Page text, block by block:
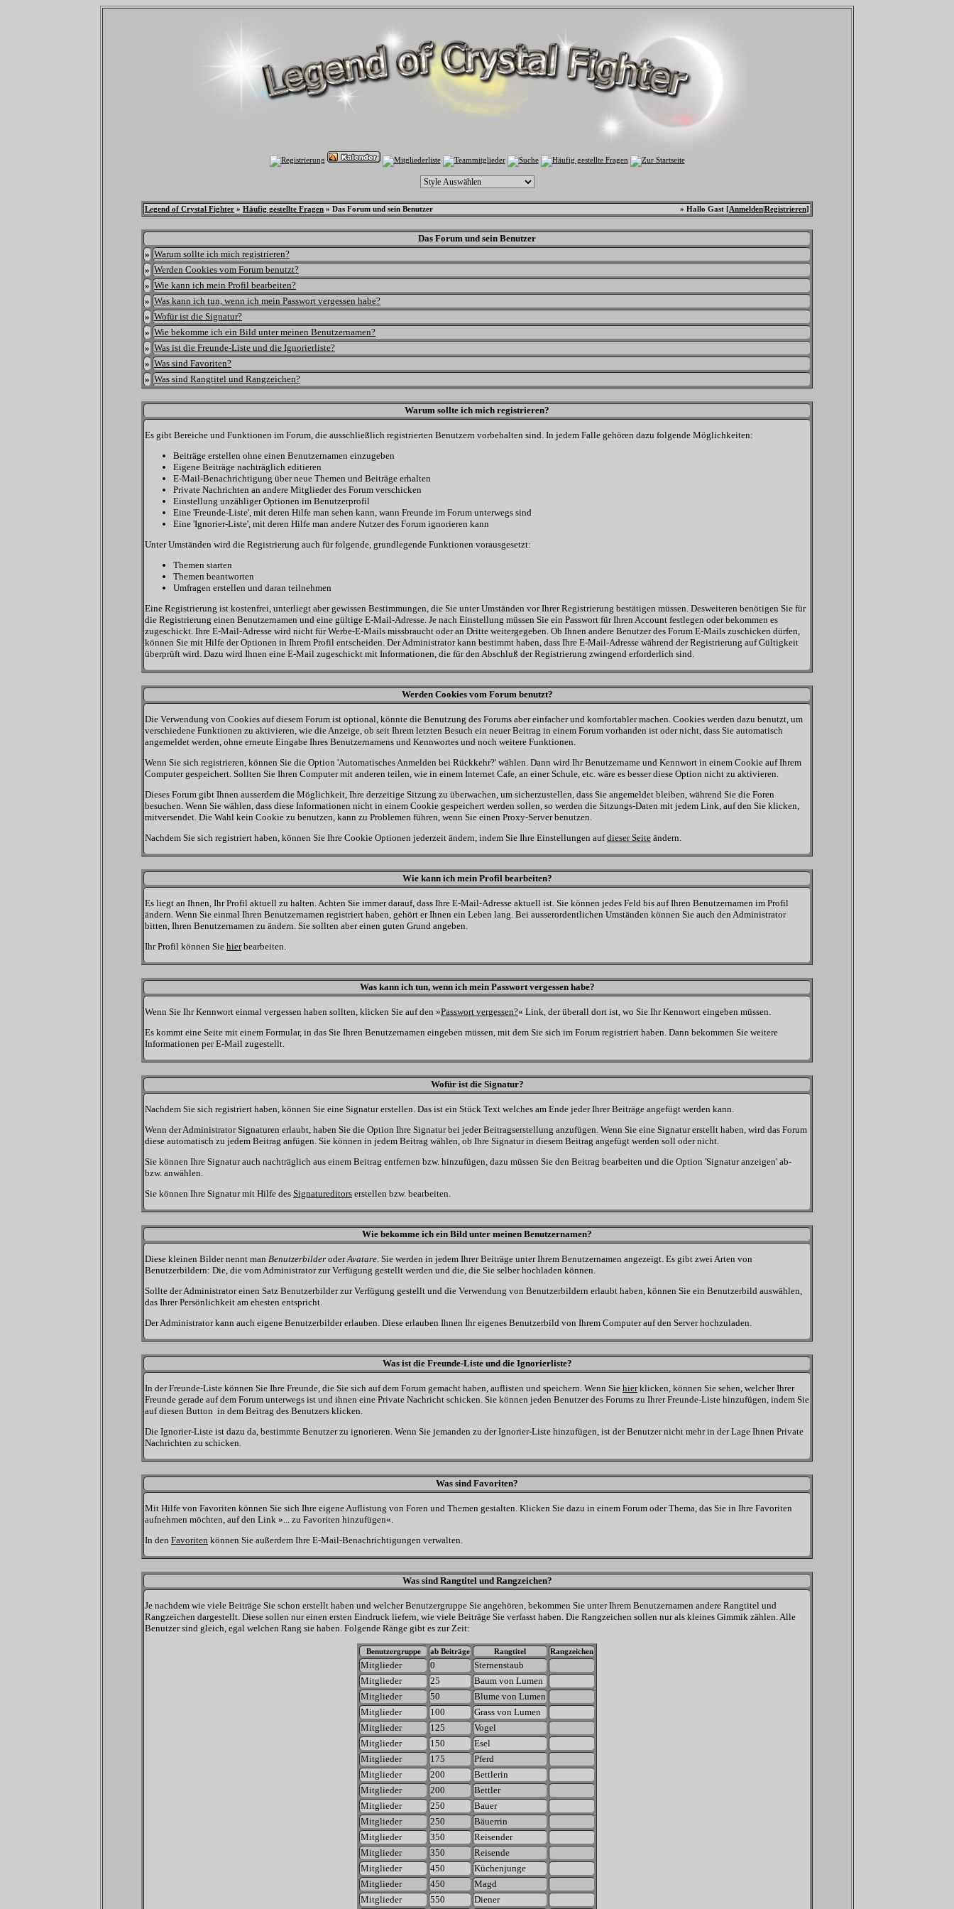
Legend of Crystal Fighter » Häufig gestellte Fragen » Das Forum und sein Benutzer » Hallo Gast [Anmelden|Registrieren]
Das Forum und sein Benutzer
» Warum sollte ich mich registrieren?
» Werden Cookies vom Forum benutzt?
» Wie kann ich mein Profil bearbeiten?
» Was kann ich tun, wenn ich mein Passwort vergessen habe?
» Wofür ist die Signatur?
» Wie bekomme ich ein Bild unter meinen Benutzernamen?
» Was ist die Freunde-Liste und die Ignorierliste?
» Was sind Favoriten?
» Was sind Rangtitel und Rangzeichen?
Warum sollte ich mich registrieren?
Es gibt Bereiche und Funktionen im Forum, die ausschließlich registrierten Benutzern vorbehalten sind. In jedem Falle gehören dazu folgende Möglichkeiten:
Beiträge erstellen ohne einen Benutzernamen einzugeben
Eigene Beiträge nachträglich editieren
E-Mail-Benachrichtigung über neue Themen und Beiträge erhalten
Private Nachrichten an andere Mitglieder des Forum verschicken
Einstellung unzähliger Optionen im Benutzerprofil
Eine 'Freunde-Liste', mit deren Hilfe man sehen kann, wann Freunde im Forum unterwegs sind
Eine 'Ignorier-Liste', mit deren Hilfe man andere Nutzer des Forum ignorieren kann
Unter Umständen wird die Registrierung auch für folgende, grundlegende Funktionen vorausgesetzt:
Themen starten
Themen beantworten
Umfragen erstellen und daran teilnehmen
Eine Registrierung ist kostenfrei, unterliegt aber gewissen Bestimmungen, die Sie unter Umständen vor Ihrer Registrierung bestätigen müssen. Desweiteren benötigen Sie für
die Registrierung einen Benutzernamen und eine gültige E-Mail-Adresse. Je nach Einstellung müssen Sie ein Passwort für Ihren Account festlegen oder bekommen es
zugeschickt. Ihre E-Mail-Adresse wird nicht für Werbe-E-Mails missbraucht oder an Dritte weitergegeben. Ob Ihnen andere Benutzer des Forum E-Mails zuschicken dürfen,
können Sie mit Hilfe der Optionen in Ihrem Profil entscheiden. Der Administrator kann bestimmt haben, dass Ihre E-Mail-Adresse während der Registrierung auf Gültigkeit
überprüft wird. Dazu wird Ihnen eine E-Mail zugeschickt mit Informationen, die für den Abschluß der Registrierung zwingend erforderlich sind.
Werden Cookies vom Forum benutzt?
Die Verwendung von Cookies auf diesem Forum ist optional, könnte die Benutzung des Forums aber einfacher und komfortabler machen. Cookies werden dazu benutzt, um
verschiedene Funktionen zu aktivieren, wie die Anzeige, ob seit Ihrem letzten Besuch ein neuer Beitrag in einem Forum vorhanden ist oder nicht, dass Sie automatisch
angemeldet werden, ohne erneute Eingabe Ihres Benutzernamens und Kennwortes und noch weitere Funktionen.
Wenn Sie sich registrieren, können Sie die Option 'Automatisches Anmelden bei Rückkehr?' wählen. Dann wird Ihr Benutzername und Kennwort in einem Cookie auf Ihrem
Computer gespeichert. Sollten Sie Ihren Computer mit anderen teilen, wie in einem Internet Cafe, an einer Schule, etc. wäre es besser diese Option nicht zu aktivieren.
Dieses Forum gibt Ihnen ausserdem die Möglichkeit, Ihre derzeitige Sitzung zu überwachen, um sicherzustellen, dass Sie angemeldet bleiben, während Sie die Foren
besuchen. Wenn Sie wählen, dass diese Informationen nicht in einem Cookie gespeichert werden sollen, so werden die Sitzungs-Daten mit jedem Link, auf den Sie klicken,
mitversendet. Die Wahl kein Cookie zu benutzen, kann zu Problemen führen, wenn Sie einen Proxy-Server benutzen.
Nachdem Sie sich registriert haben, können Sie Ihre Cookie Optionen jederzeit ändern, indem Sie Ihre Einstellungen aufdieser Seite ändern.
Wie kann ich mein Profil bearbeiten?
Es liegt an Ihnen, Ihr Profil aktuell zu halten. Achten Sie immer darauf, dass Ihre E-Mail-Adresse aktuell ist. Sie können jedes Feld bis auf Ihren Benutzernamen im Profil
ändern. Wenn Sie einmal Ihren Benutzernamen registriert haben, gehört er Ihnen ein Leben lang. Bei ausserordentlichen Umständen können Sie auch den Administrator
bitten, Ihren Benutzernamen zu ändern. Sie sollten aber einen guten Grund angeben.
Ihr Profil können Sie hierbearbeiten.
Was kann ich tun, wenn ich mein Passwort vergessen habe?
Wenn Sie Ihr Kennwort einmal vergessen haben sollten, klicken Sie auf den »Passwort vergessen?« Link, der überall dort ist, wo Sie Ihr Kennwort eingeben müssen.
Es kommt eine Seite mit einem Formular, in das Sie Ihren Benutzernamen eingeben müssen, mit dem Sie sich im Forum registriert haben. Dann bekommen Sie weitere
Informationen per E-Mail zugestellt.
Wofür ist die Signatur?
Nachdem Sie sich registriert haben, können Sie eine Signatur erstellen. Das ist ein Stück Text welches am Ende jeder Ihrer Beiträge angefügt werden kann.
Wenn der Administrator Signaturen erlaubt, haben Sie die Option Ihre Signatur bei jeder Beitragserstellung anzufügen. Wenn Sie eine Signatur erstellt haben, wird das Forum
diese automatisch zu jedem Beitrag anfügen. Sie können in jedem Beitrag wählen, ob Ihre Signatur in diesem Beitrag angefügt werden soll oder nicht.
Sie können Ihre Signatur auch nachträglich aus einem Beitrag entfernen bzw. hinzufügen, dazu müssen Sie den Beitrag bearbeiten und die Option 'Signatur anzeigen' ab-
bzw. anwählen.
Sie können Ihre Signatur mit Hilfe des Signatureditors erstellen bzw. bearbeiten.
Wie bekomme ich ein Bild unter meinen Benutzernamen?
Diese kleinen Bilder nennt man Benutzerbilder oderAvatare. Sie werden in jedem Ihrer Beiträge unter Ihrem Benutzernamen angezeigt. Es gibt zwei Arten von
Benutzerbildern: Die, die vom Administrator zur Verfügung gestellt werden und die, die Sie selber hochladen können.
Sollte der Administrator einen Satz Benutzerbilder zur Verfügung gestellt und die Verwendung von Benutzerbildern erlaubt haben, können Sie ein Benutzerbild auswählen,
das Ihrer Persönlichkeit am ehesten entspricht.
Der Administrator kann auch eigene Benutzerbilder erlauben. Diese erlauben Ihnen Ihr eigenes Benutzerbild von Ihrem Computer auf den Server hochzuladen.
Was ist die Freunde-Liste und die Ignorierliste?
In der Freunde-Liste können Sie Ihre Freunde, die Sie sich auf dem Forum gemacht haben, auflisten und speichern. Wenn Sie hierklicken, können Sie sehen, welcher Ihrer
Freunde gerade auf dem Forum unterwegs ist und ihnen eine Private Nachricht schicken. Sie können jeden Benutzer des Forums zu Ihrer Freunde-Liste hinzufügen, indem Sie
auf diesen Button in dem Beitrag des Benutzers klicken.
Die Ignorier-Liste ist dazu da, bestimmte Benutzer zu ignorieren. Wenn Sie jemanden zu der Ignorier-Liste hinzufügen, ist der Benutzer nicht mehr in der Lage Ihnen Private
Nachrichten zu schicken.
Was sind Favoriten?
Mit Hilfe von Favoriten können Sie sich Ihre eigene Auflistung von Foren und Themen gestalten. Klicken Sie dazu in einem Forum oder Thema, das Sie in Ihre Favoriten
aufnehmen möchten, auf den Link »... zu Favoriten hinzufügen«.
In den Favoriten können Sie außerdem Ihre E-Mail-Benachrichtigungen verwalten.
Was sind Rangtitel und Rangzeichen?
Je nachdem wie viele Beiträge Sie schon erstellt haben und welcher Benutzergruppe Sie angehören, bekommen Sie unter Ihrem Benutzernamen andere Rangtitel und
Rangzeichen dargestellt. Diese sollen nur einen ersten Eindruck liefern, wie viele Beiträge Sie verfasst haben. Die Rangzeichen sollen nur als kleines Gimmik zählen. Alle
Benutzer sind gleich, egal welchen Rang sie haben. Folgende Ränge gibt es zur Zeit:
Benutzergruppe ab Beiträge Rangtitel Rangzeichen
Mitglieder 0
Sternenstaub
Mitglieder
25
Baum von Lumen
Mitglieder
50
Blume von Lumen
Mitglieder
100
Grass von Lumen
Mitglieder
125
Vogel
Mitglieder
150
Esel
Mitglieder
175
Pferd
Mitglieder
200
Bettlerin
Mitglieder
200
Bettler
Mitglieder
250
Bauer
Mitglieder
250
Bäuerrin
Mitglieder
350
Reisender
Mitglieder
350
Reisende
Mitglieder
450
Küchenjunge
Mitglieder
450
Magd
Mitglieder
550 Diener